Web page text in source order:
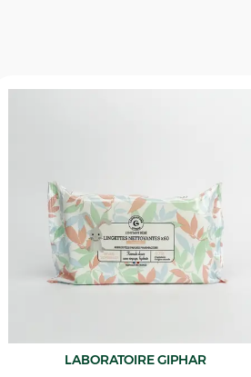
LABORATOIRE GIPHAR